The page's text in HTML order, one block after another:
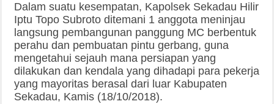
Dalam suatu kesempatan, Kapolsek Sekadau Hilir
Iptu Topo Subroto ditemani 1 anggota meninjau
langsung pembangunan panggung MC berbentuk
perahu dan pembuatan pintu gerbang, guna
mengetahui sejauh mana persiapan yang
dilakukan dan kendala yang dihadapi para pekerja
yang mayoritas berasal dari luar Kabupaten
Sekadau, Kamis (18/10/2018).